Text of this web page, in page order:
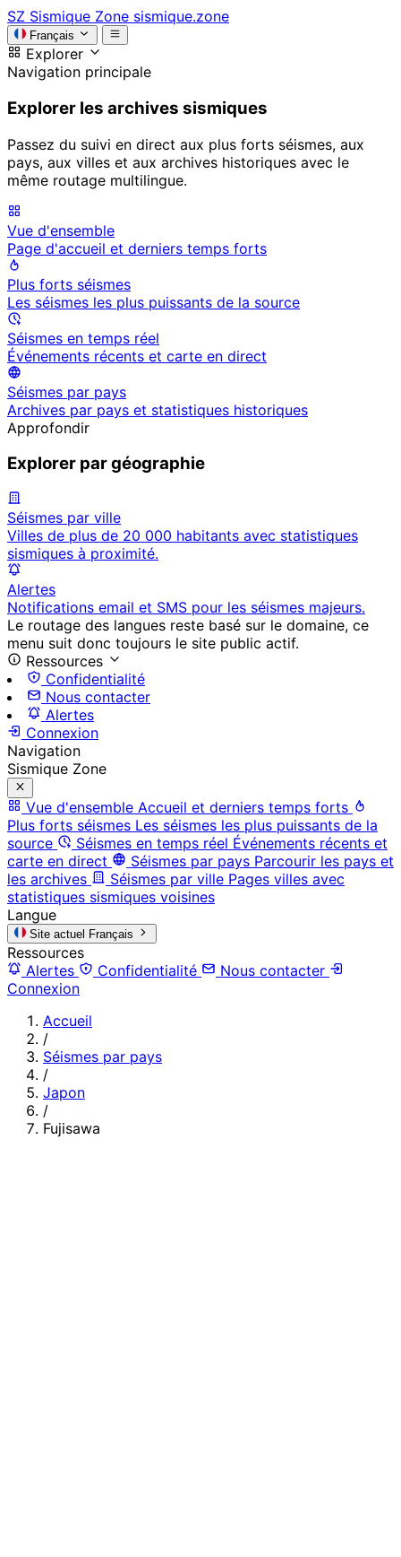
SZ Sismique Zone sismique.zone
Français
Explorer
Navigation principale
Explorer les archives sismiques
Passez du suivi en direct aux plus forts séismes, aux
pays, aux villes et aux archives historiques avec le
même routage multilingue.
Vue d'ensemble
Page d'accueil et derniers temps forts
Plus forts séismes
Les séismes les plus puissants de la source
Séismes en temps réel
Événements récents et carte en direct
Séismes par pays
Archives par pays et statistiques historiques
Approfondir
Explorer par géographie
Séismes par ville
Villes de plus de 20 000 habitants avec statistiques
sismiques à proximité.
Alertes
Notifications email et SMS pour les séismes majeurs.
Le routage des langues reste basé sur le domaine, ce
menu suit donc toujours le site public actif.
Ressources
Confidentialité
Nous contacter
Alertes
Connexion
Navigation
Sismique Zone
Vue d'ensemble Accueil et derniers temps forts
Plus forts séismes Les séismes les plus puissants de la
source
Séismes en temps réel Événements récents et
carte en direct
Séismes par pays Parcourir les pays et
les archives
Séismes par ville Pages villes avec
statistiques sismiques voisines
Langue
Site actuel Français
Ressources
Alertes
Confidentialité
Nous contacter
Connexion
Accueil
/
Séismes par pays
/
Japon
/
Fujisawa